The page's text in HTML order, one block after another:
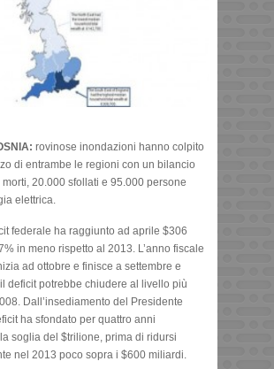
rovinose inondazioni hanno colpito
di entrambe le regioni con un bilancio
20.000 sfollati e 95.000 persone
elettrica.
federale ha raggiunto ad aprile $306
in meno rispetto al 2013. L’anno fiscale
ad ottobre e finisce a settembre e
deficit potrebbe chiudere al livello più
Dall’insediamento del Presidente
ha sfondato per quattro anni
soglia del $trilione, prima di ridursi
nel 2013 poco sopra i $600 miliardi.